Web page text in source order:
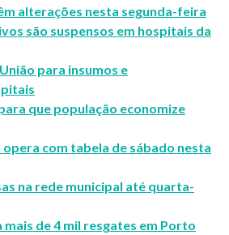
alterações nesta segunda-feira
são suspensos em hospitais da
para insumos e
que população economize
com tabela de sábado nesta
na rede municipal até quarta-
de 4 mil resgates em Porto